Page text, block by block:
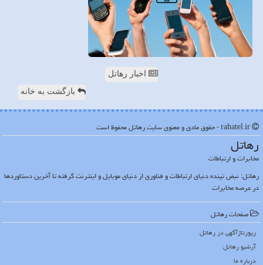
اخبار رهاتل
بازگشت به خانه
رهاتل
مخابرات و ارتباطات
رهاتل: نبض تپنده دنیای ارتباطات و فناوری از دنیای موبایل و اینترنت گرفته تا آخرین دستاوردها
در عرصه مخابرات
صفحات رهاتل
رپورتاژآگهی در رهاتل
آرشیو رهاتل
درباره ما